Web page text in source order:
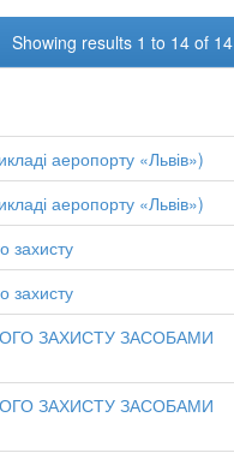
Showing results 1 to 14 of 14
аеропорту «Львів»)
аеропорту «Львів»)
захисту
захисту
ЗАХИСТУ ЗАСОБАМИ
ЗАХИСТУ ЗАСОБАМИ